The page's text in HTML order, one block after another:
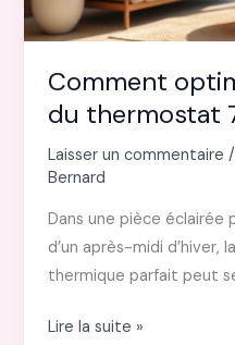
Comment
du thermostat
Laisser un commentaire
Bernard
Dans une pièce éclairée
d’un après-midi d’hiver,
thermique parfait peut
Comment
Lire la suite »